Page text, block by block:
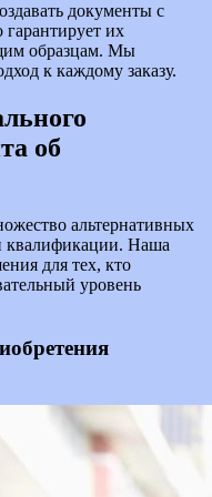
документы с
гарантирует их
образцам. Мы
к каждому заказу.
об
альтернативных
квалификации. Наша
для тех, кто
уровень